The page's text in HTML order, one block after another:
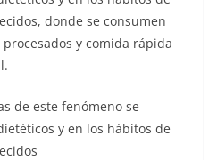
donde se consumen
y comida rápida
de este fenómeno se
y en los hábitos de